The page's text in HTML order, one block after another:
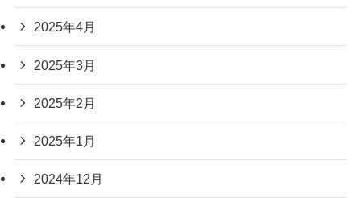
2025年4月
2025年3月
2025年2月
2025年1月
2024年12月